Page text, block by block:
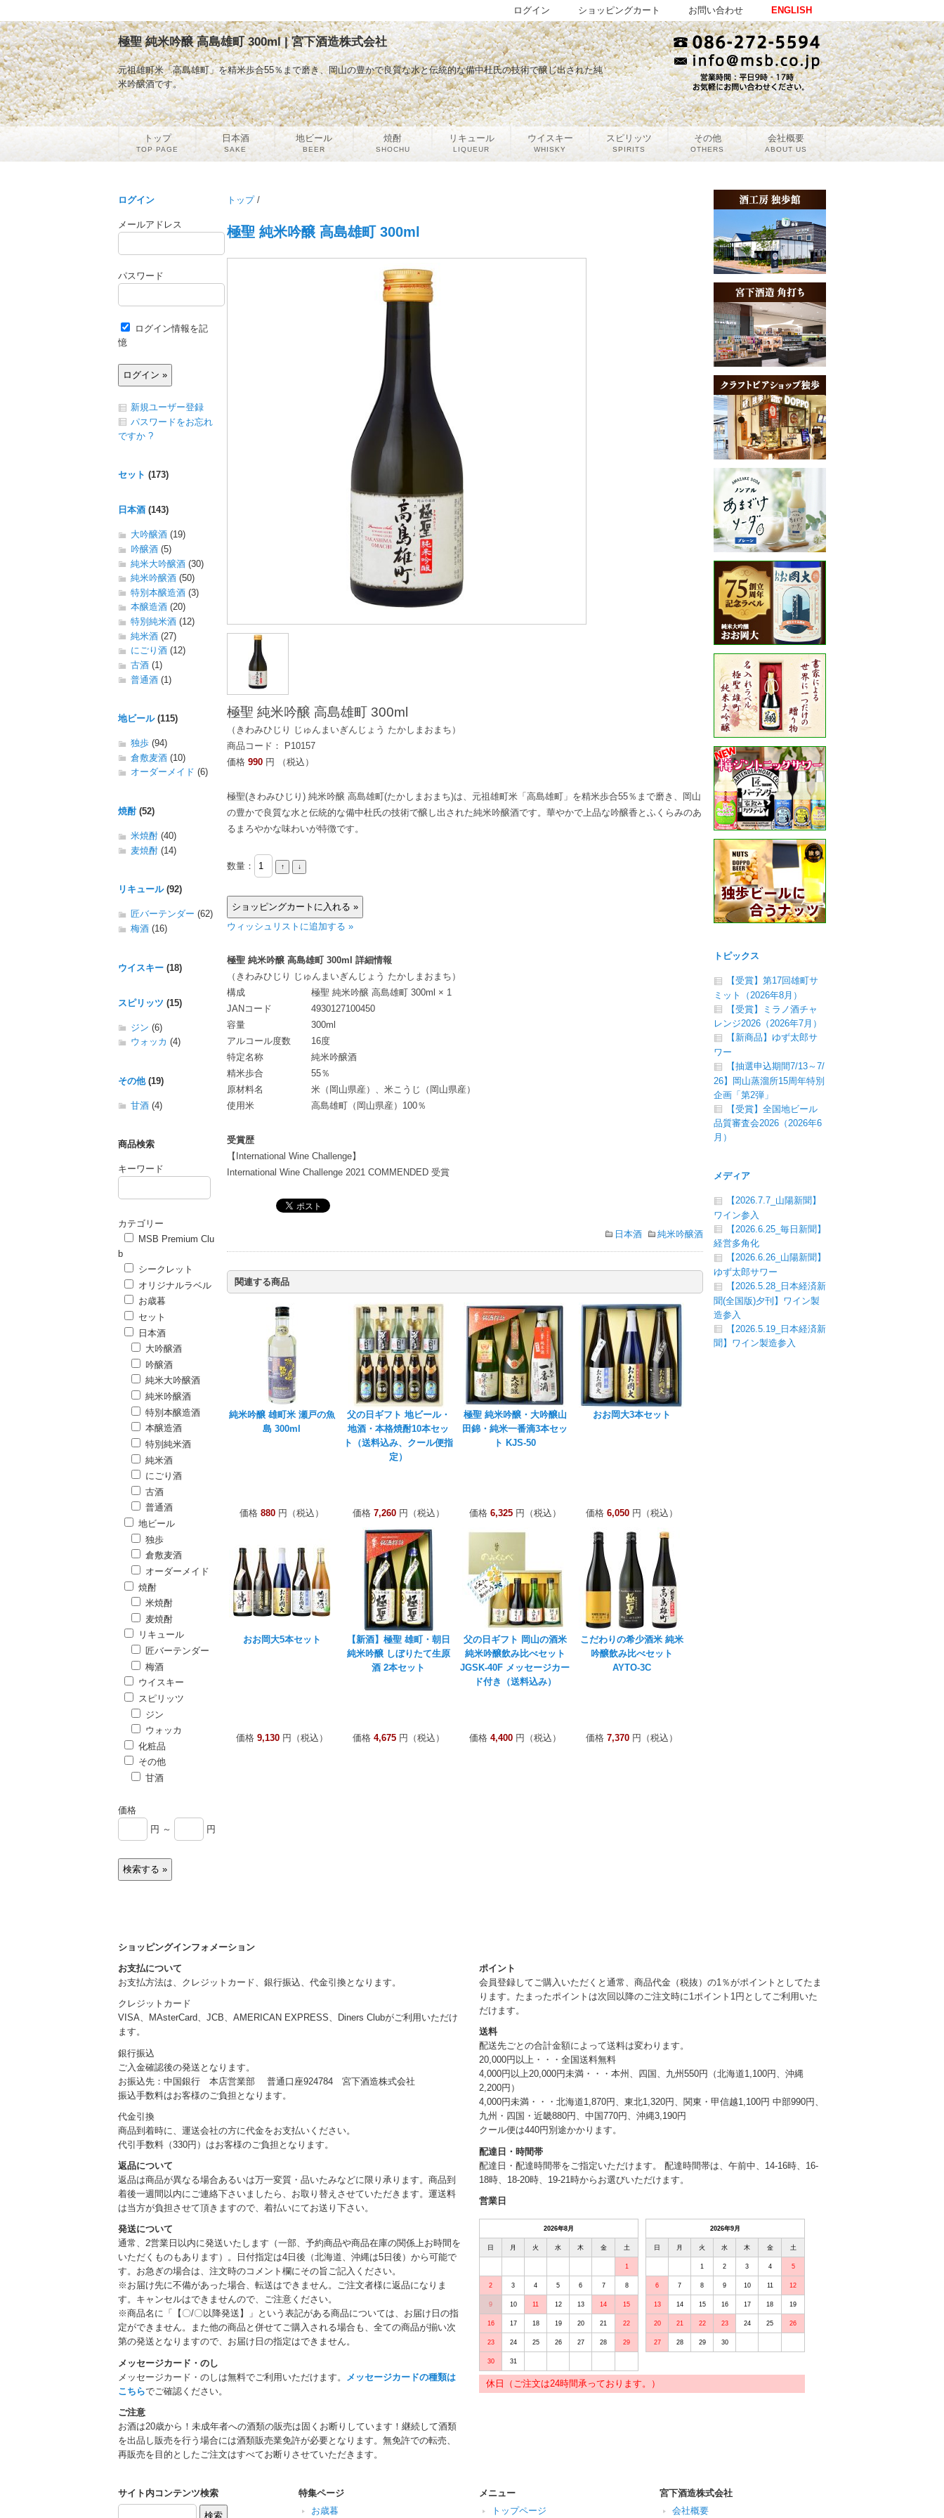
極聖 純米吟醸 高島雄町 300ml | 宮下酒造株式会社
元祖雄町米「高島雄町」を精米歩合55％まで磨き、岡山の豊かで良質な水と伝統的な備中杜氏の技術で醸し出された純
米吟醸酒です。
トップ/
極聖 純米吟醸 高島雄町 300ml
極聖 純米吟醸 高島雄町 300ml
（きわみひじり じゅんまいぎんじょう たかしまおまち）
商品コード： P10157
価格 990 円 （税込）
極聖(きわみひじり) 純米吟醸 高島雄町(たかしまおまち)は、元祖雄町米「高島雄町」を精米歩合55％まで磨き、岡山
の豊かで良質な水と伝統的な備中杜氏の技術で醸し出された純米吟醸酒です。華やかで上品な吟醸香とふくらみのあ
るまろやかな味わいが特徴です。
数量：
ウィッシュリストに追加する »
極聖 純米吟醸 高島雄町 300ml 詳細情報
（きわみひじり じゅんまいぎんじょう たかしまおまち）
構成
極聖 純米吟醸 高島雄町 300ml × 1
JANコード
4930127100450
容量
300ml
アルコール度数
16度
特定名称
純米吟醸酒
精米歩合
55％
原材料名
米（岡山県産）、米こうじ（岡山県産）
使用米
高島雄町（岡山県産）100％
受賞歴
【International Wine Challenge】
International Wine Challenge 2021 COMMENDED 受賞
日本酒 純米吟醸酒
関連する商品
純米吟醸 雄町米 瀬戸の魚
島 300ml
価格 880 円（税込）
父の日ギフト 地ビール・
地酒・本格焼酎10本セッ
ト（送料込み、クール便指
定）
価格 7,260円（税込）
極聖 純米吟醸・大吟醸山
田錦・純米一番滴3本セッ
ト KJS-50
価格 6,325円（税込）
おお岡大3本セット
価格 6,050円（税込）
おお岡大5本セット
価格 9,130円（税込）
【新酒】極聖 雄町・朝日
純米吟醸 しぼりたて生原
酒 2本セット
価格 4,675円（税込）
父の日ギフト 岡山の酒米
純米吟醸飲み比べセット
JGSK-40F メッセージカー
ド付き（送料込み）
価格 4,400円（税込）
こだわりの希少酒米 純米
吟醸飲み比べセット
AYTO-3C
価格 7,370円（税込）
ログイン
メールアドレス
パスワード
ログイン情報を記
憶
新規ユーザー登録
パスワードをお忘れ
ですか ?
セット (173)
日本酒 (143)
大吟醸酒 (19)
吟醸酒 (5)
純米大吟醸酒 (30)
純米吟醸酒 (50)
特別本醸造酒 (3)
本醸造酒 (20)
特別純米酒 (12)
純米酒 (27)
にごり酒 (12)
古酒 (1)
普通酒 (1)
地ビール(115)
独歩 (94)
倉敷麦酒 (10)
オーダーメイド (6)
焼酎(52)
米焼酎 (40)
麦焼酎 (14)
リキュール(92)
匠バーテンダー (62)
梅酒 (16)
ウイスキー (18)
スピリッツ (15)
ジン (6)
ウォッカ (4)
その他(19)
甘酒 (4)
商品検索
キーワード
カテゴリー
MSB Premium Clu
b
シークレット
オリジナルラベル
お歳暮
セット
日本酒
大吟醸酒
吟醸酒
純米大吟醸酒
純米吟醸酒
特別本醸造酒
本醸造酒
特別純米酒
純米酒
にごり酒
古酒
普通酒
地ビール
独歩
倉敷麦酒
オーダーメイド
焼酎
米焼酎
麦焼酎
リキュール
匠バーテンダー
梅酒
ウイスキー
スピリッツ
ジン
ウォッカ
化粧品
その他
甘酒
価格
円 ～
円
トピックス
【受賞】第17回雄町サ
ミット（2026年8月）
【受賞】ミラノ酒チャ
レンジ2026（2026年7月）
【新商品】ゆず太郎サ
ワー
【抽選申込期間7/13～7/
26】岡山蒸溜所15周年特別
企画「第2弾」
【受賞】全国地ビール
品質審査会2026（2026年6
月）
メディア
【2026.7.7_山陽新聞】
ワイン参入
【2026.6.25_毎日新聞】
経営多角化
【2026.6.26_山陽新聞】
ゆず太郎サワー
【2026.5.28_日本経済新
聞(全国版)夕刊】ワイン製
造参入
【2026.5.19_日本経済新
聞】ワイン製造参入
ショッピングインフォメーション
お支払について
お支払方法は、クレジットカード、銀行振込、代金引換となります。
クレジットカード
VISA、MAsterCard、JCB、AMERICAN EXPRESS、Diners Clubがご利用いただけ
ます。
銀行振込
ご入金確認後の発送となります。
お振込先：中国銀行 本店営業部 普通口座924784 宮下酒造株式会社
振込手数料はお客様のご負担となります。
代金引換
商品到着時に、運送会社の方に代金をお支払いください。
代引手数料（330円）はお客様のご負担となります。
返品について
返品は商品が異なる場合あるいは万一変質・品いたみなどに限り承ります。商品到
着後一週間以内にご連絡下さいましたら、お取り替えさせていただきます。運送料
は当方が負担させて頂きますので、着払いにてお送り下さい。
発送について
通常、2営業日以内に発送いたします（一部、予約商品や商品在庫の関係上お時間を
いただくものもあります）。日付指定は4日後（北海道、沖縄は5日後）から可能で
す。お急ぎの場合は、注文時のコメント欄にその旨ご記入ください。
※お届け先に不備があった場合、転送はできません。ご注文者様に返品になりま
す。キャンセルはできませんので、ご注意ください。
※商品名に「【〇/〇以降発送】」という表記がある商品については、お届け日の指
定ができません。また他の商品と併せてご購入される場合も、全ての商品が揃い次
第の発送となりますので、お届け日の指定はできません。
メッセージカード・のし
メッセージカード・のしは無料でご利用いただけます。
メッセージカードの種類は
こちらでご確認ください。
ご注意
お酒は20歳から！未成年者への酒類の販売は固くお断りしています！継続して酒類
を出品し販売を行う場合には酒類販売業免許が必要となります。無免許での転売、
再販売を目的としたご注文はすべてお断りさせていただきます。
ポイント
会員登録してご購入いただくと通常、商品代金（税抜）の1％がポイントとしてたま
ります。たまったポイントは次回以降のご注文時に1ポイント1円としてご利用いた
だけます。
送料
配送先ごとの合計金額によって送料は変わります。
20,000円以上・・・全国送料無料
4,000円以上20,000円未満・・・本州、四国、九州550円（北海道1,100円、沖縄
2,200円）
4,000円未満・・・北海道1,870円、東北1,320円、関東・甲信越1,100円 中部990円、
九州・四国・近畿880円、中国770円、沖縄3,190円
クール便は440円別途かかります。
配達日・時間帯
配達日・配達時間帯をご指定いただけます。 配達時間帯は、午前中、14-16時、16-
18時、18-20時、19-21時からお選びいただけます。
営業日
2026年8月
日 月 火 水 木 金 土
1
2 3 4 5 6 7 8
9 10 11 12 13 14 15
16 17 18 19 20 21 22
23 24 25 26 27 28 29
30 31
2026年9月
日 月 火 水 木 金 土
1 2 3 4 5
6 7 8 9 10 11 12
13 14 15 16 17 18 19
20 21 22 23 24 25 26
27 28 29 30
休日（ご注文は24時間承っております。）
サイト内コンテンツ検索
特集ページ
お歳暮
メニュー
トップページ
宮下酒造株式会社
会社概要
トップ
TOP PAGE
日本酒
SAKE
地ビール
BEER
焼酎
SHOCHU
リキュール
LIQUEUR
ウイスキー
WHISKY
スピリッツ
SPIRITS
その他
OTHERS
会社概要
ABOUT US
ENGLISH
お問い合わせ
ショッピングカート
ログイン